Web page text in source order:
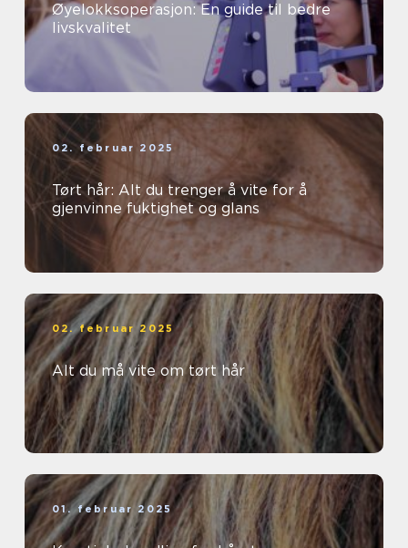
Øyelokksoperasjon: En guide til bedre
livskvalitet
02. februar 2025
Tørt hår: Alt du trenger å vite for å
gjenvinne fuktighet og glans
02. februar 2025
Alt du må vite om tørt hår
01. februar 2025